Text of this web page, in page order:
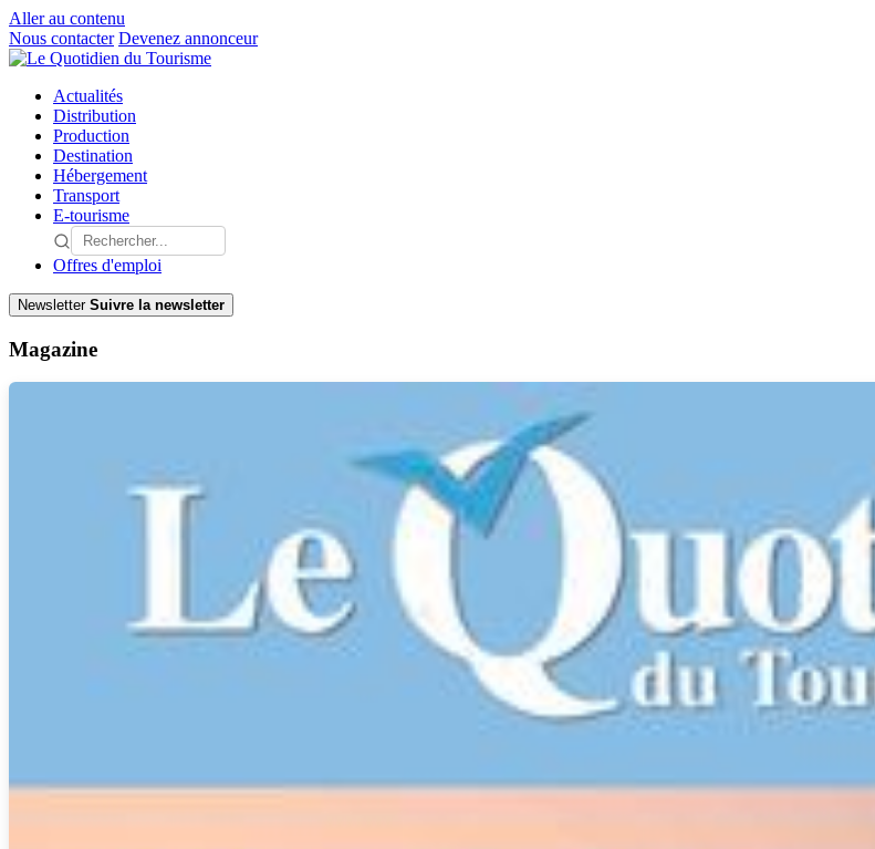
Aller au contenu
Nous contacter Devenez annonceur
Actualités
Distribution
Production
Destination
Hébergement
Transport
E-tourisme
Offres d'emploi
Newsletter Suivre la newsletter
Magazine